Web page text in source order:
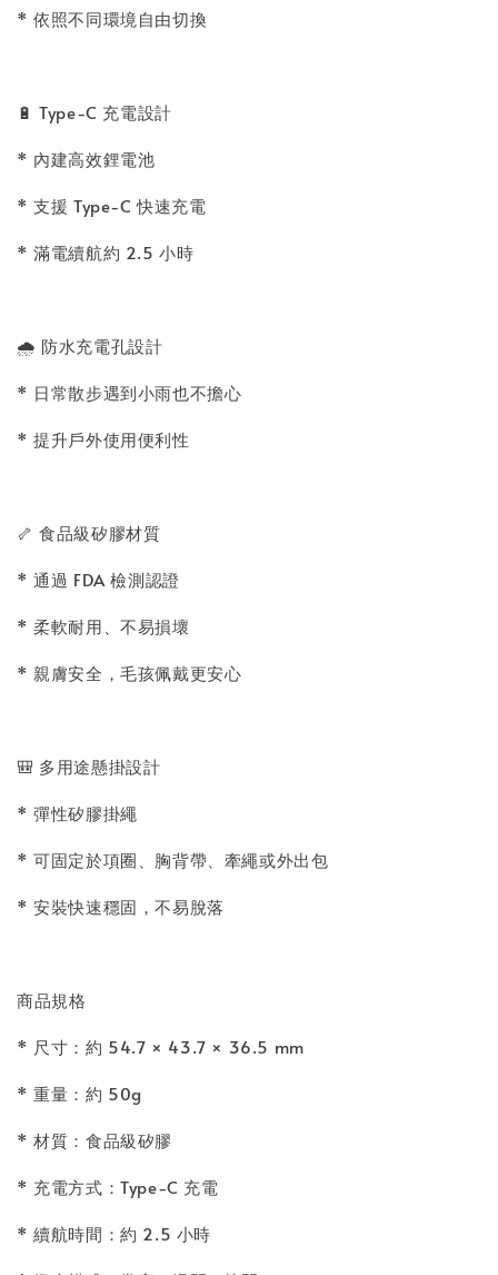
* 依照不同環境自由切換
🔋 Type-C 充電設計
* 內建高效鋰電池
* 支援 Type-C 快速充電
* 滿電續航約 2.5 小時
🌧️ 防水充電孔設計
* 日常散步遇到小雨也不擔心
* 提升戶外使用便利性
🦴 食品級矽膠材質
* 通過 FDA 檢測認證
* 柔軟耐用、不易損壞
* 親膚安全，毛孩佩戴更安心
🎒 多用途懸掛設計
* 彈性矽膠掛繩
* 可固定於項圈、胸背帶、牽繩或外出包
* 安裝快速穩固，不易脫落
商品規格
* 尺寸：約 54.7 × 43.7 × 36.5 mm
* 重量：約 50g
* 材質：食品級矽膠
* 充電方式：Type-C 充電
* 續航時間：約 2.5 小時